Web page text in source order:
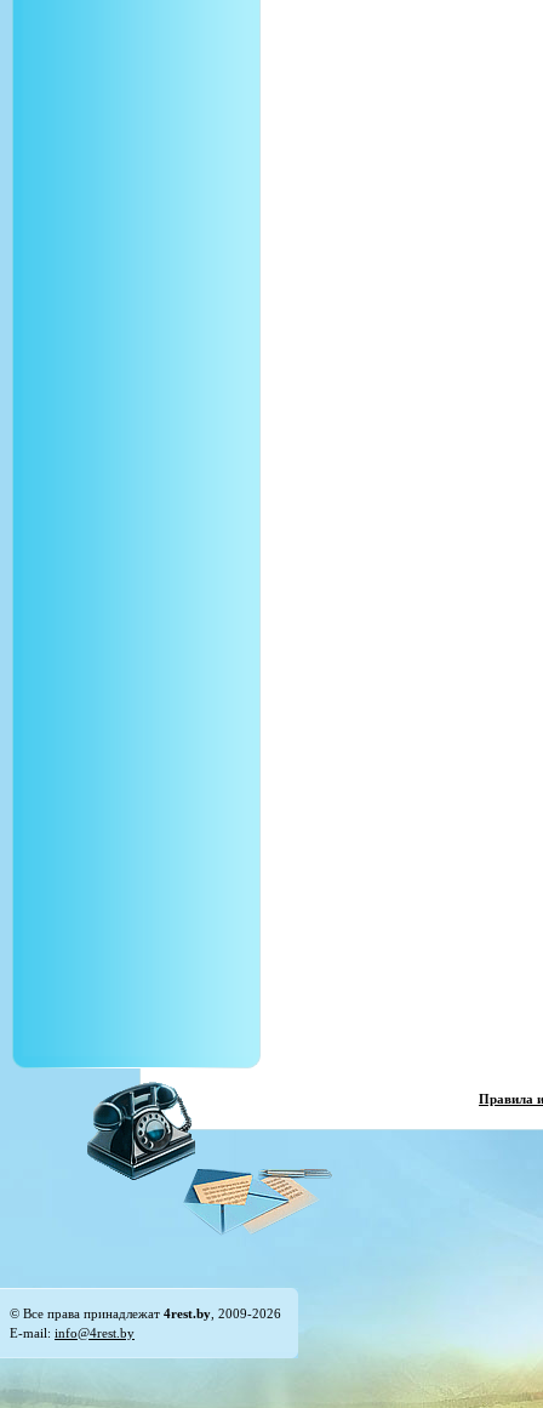
Правила
© Все права принадлежат 4rest.by , 2009-2026
E-mail: info@4rest.by